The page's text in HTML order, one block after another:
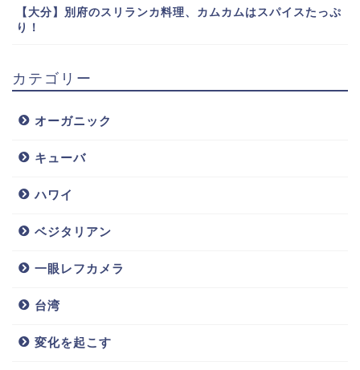
【大分】別府のスリランカ料理、カムカムはスパイスたっぷ
り！
カテゴリー
オーガニック
キューバ
ハワイ
ベジタリアン
一眼レフカメラ
台湾
変化を起こす